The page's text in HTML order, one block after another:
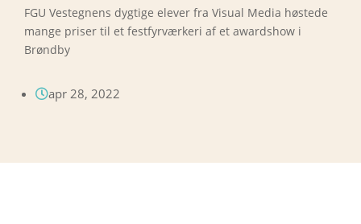
FGU Vestegnens dygtige elever fra Visual Media høstede
mange priser til et festfyrværkeri af et awardshow i
Brøndby
apr 28, 2022